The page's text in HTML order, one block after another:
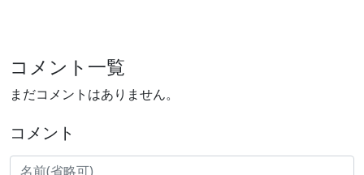
コメント一覧
まだコメントはありません。
コメント